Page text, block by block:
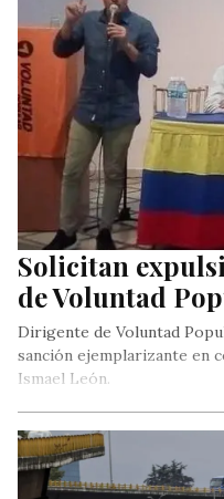
Solicitan
de Voluntad
Dirigente de Voluntad
sanción ejemplarizante en
Ismael León.